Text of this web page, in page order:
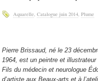
Aquarelle Catalogue juin 2014 Plume
Pierre Brissaud, né le 23
1964, est un peintre et
Fils du médecin et neurologue
d’artiste aux Beaux-arts et à